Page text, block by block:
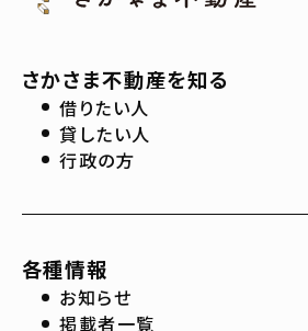
さかさま不動産を知る
借りたい人
貸したい人
行政の方
各種情報
お知らせ
掲載者一覧